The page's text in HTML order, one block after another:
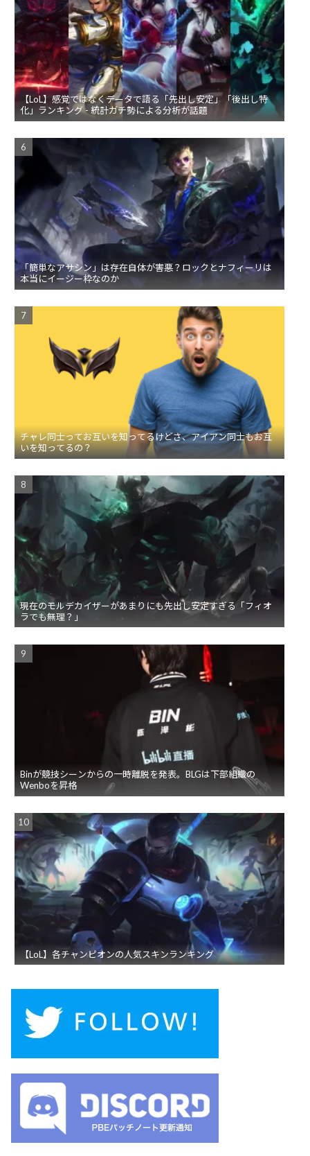
【LoL】感覚ではなくデータで語る「先出し安定」「後出し特
化」ランキング - 統計ガチ勢による分析が話題
「簡単なアサシン」は存在自体が害悪？ロックとナフィーリは
本当にイージー枠なのか
チャレ同士ってお互いを知ってるけどさ、アイアン同士もお互
いを知ってるの？
現在のモルデカイザーがあまりにも先出し安定すぎる「フィオ
ラでも無理？」
Binが競技シーンからの一時離脱を発表。BLGは下部組織の
Wenboを昇格
【LoL】各チャンピオンの人気スキンランキング